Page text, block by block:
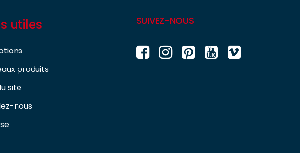
utiles
produits
site
nous
SUIVEZ-NOUS